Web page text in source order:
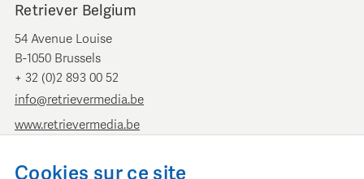
Retriever Belgium
54 Avenue Louise
B-1050 Brussels
+ 32 (0)2 893 00 52
info@retrievermedia.be
www.retrievermedia.be
Retriever Pays-Bas
Cookies sur ce site